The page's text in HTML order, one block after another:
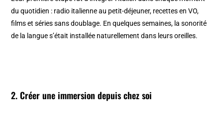
du quotidien : radio italienne au petit-déjeuner, recettes en VO,
films et séries sans doublage. En quelques semaines, la sonorité
de la langue s’était installée naturellement dans leurs oreilles.
2. Créer une immersion depuis chez soi